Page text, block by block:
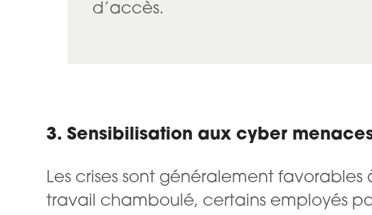
d’accès.
3. Sensibilisation aux cyber
Les crises sont généralement
travail chamboulé, certains employés